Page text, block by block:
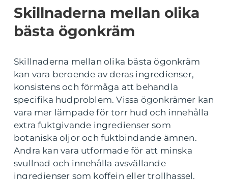
Skillnaderna mellan olika
bästa ögonkräm
Skillnaderna mellan olika bästa ögonkräm
kan vara beroende av deras ingredienser,
konsistens och förmåga att behandla
specifika hudproblem. Vissa ögonkrämer kan
vara mer lämpade för torr hud och innehålla
extra fuktgivande ingredienser som
botaniska oljor och fuktbindande ämnen.
Andra kan vara utformade för att minska
svullnad och innehålla avsvällande
ingredienser som koffein eller trollhassel.